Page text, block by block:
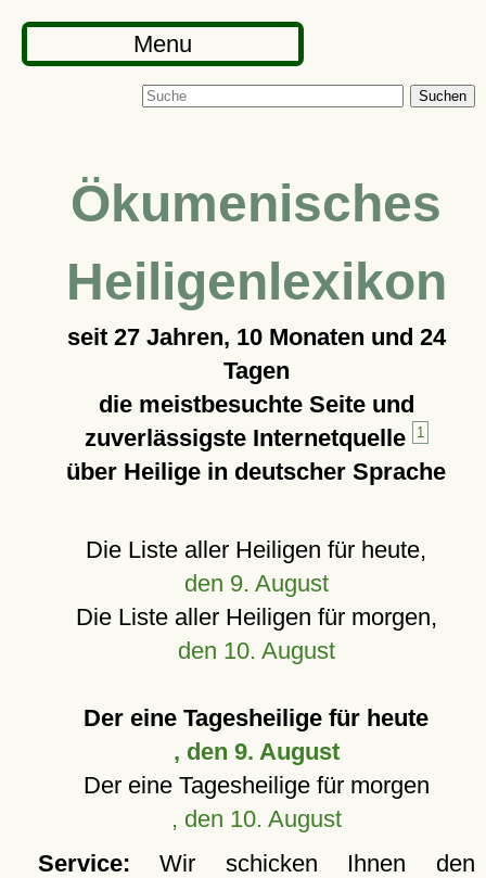
Menu
Suchen
Ökumenisches
Heiligenlexikon
seit 27 Jahren, 10 Monaten und 24
Tagen
die meistbesuchte Seite und
zuverlässigste Internetquelle
1
über Heilige in deutscher Sprache
Die Liste aller Heiligen für heute,
den 9. August
Die Liste aller Heiligen für morgen,
den 10. August
Der eine Tagesheilige für heute
, den 9. August
Der eine Tagesheilige für morgen
, den 10. August
Service: Wir schicken Ihnen den